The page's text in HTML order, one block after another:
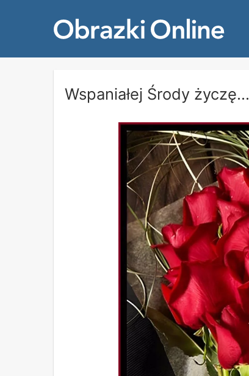
Wspaniałej Środy życzę...